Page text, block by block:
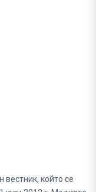
който се